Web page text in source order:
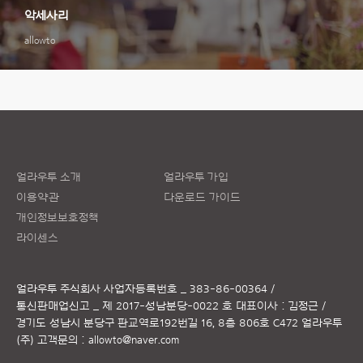
allowto
악세사리
얼라우투 소개
이용약관
개인정보보호정책
라이센스
얼라우투 가입
다운로드 가이드
얼라우투 주식회사 사업자등록번호 _ 383-86-00364 /
통신판매업신고 _ 제 2017-성남분당-0022 호 대표이사 : 김정근 /
경기도 성남시 분당구 판교역로192번길 16, 8층 806호 C472 얼라우투
(주) 고객문의 : allowto@naver.com